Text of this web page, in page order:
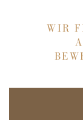
WIR